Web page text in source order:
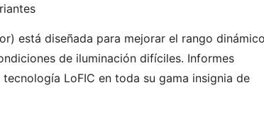
está diseñada para mejorar el rango
de iluminación difíciles. Informes
LoFIC en toda su gama insignia de